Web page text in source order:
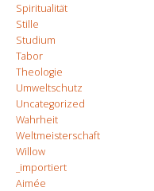
Spiritualität
Stille
Studium
Tabor
Theologie
Umweltschutz
Uncategorized
Wahrheit
Weltmeisterschaft
Willow
_importiert
Aimée